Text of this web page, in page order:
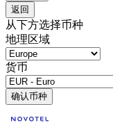
返回
从下方选择币种
地理区域
货币
确认币种